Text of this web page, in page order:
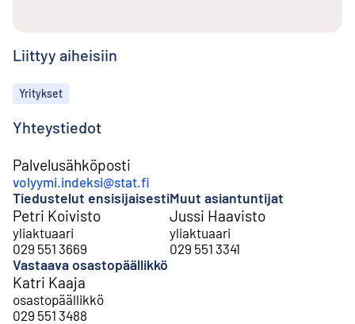
Liittyy aiheisiin
Aiheet
Yritykset
Yhteystiedot
Palvelusähköposti
volyymi.indeksi@stat.fi
Tiedustelut ensisijaisesti
Petri Koivisto
yliaktuaari
029 551 3669
Muut asiantuntijat
Jussi Haavisto
yliaktuaari
029 551 3341
Vastaava osastopäällikkö
Katri Kaaja
osastopäällikkö
029 551 3488